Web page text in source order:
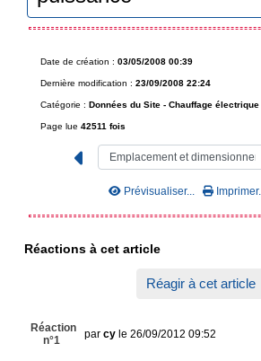
Date de création : 03/05/2008 00:39
Dernière modification : 23/09/2008 22:24
Catégorie : Données du Site - Chauffage électrique
Page lue 42511 fois
Prévisualiser... Imprimer...
Réactions à cet article
Réagir à cet article
Réaction
n°1
par cyle 26/09/2012 09:52